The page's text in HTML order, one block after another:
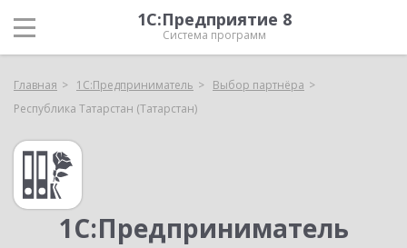
1С:Предприятие 8
Система программ
Главная 1С:Предприниматель
Выбор партнёра
Республика Татарстан (Татарстан)
1С:Предприниматель